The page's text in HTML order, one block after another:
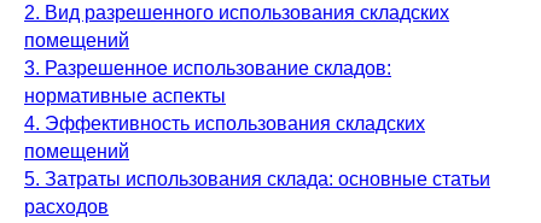
2. Вид разрешенного использования складских
помещений
3. Разрешенное использование складов:
нормативные аспекты
4. Эффективность использования складских
помещений
5. Затраты использования склада: основные статьи
расходов